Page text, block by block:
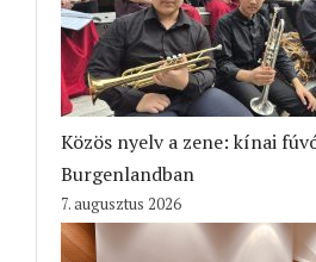
Közös nyelv a zene: kínai
Burgenlandban
7. augusztus 2026